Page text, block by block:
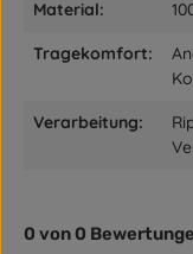
Material:
Tragekomfort:
Verarbeitung:
0 von 0